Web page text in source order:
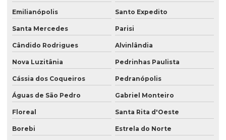
Emilianópolis Santo Expedito
Santa Mercedes Parisi
Cândido Rodrigues Alvinlândia
Nova Luzitânia Pedrinhas Paulista
Cássia dos Coqueiros Pedranópolis
Águas de São Pedro Gabriel Monteiro
Floreal Santa Rita d'Oeste
Borebi Estrela do Norte